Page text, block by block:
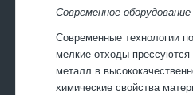
Современное
Современные технологии
мелкие отходы
металл в
химические свойства